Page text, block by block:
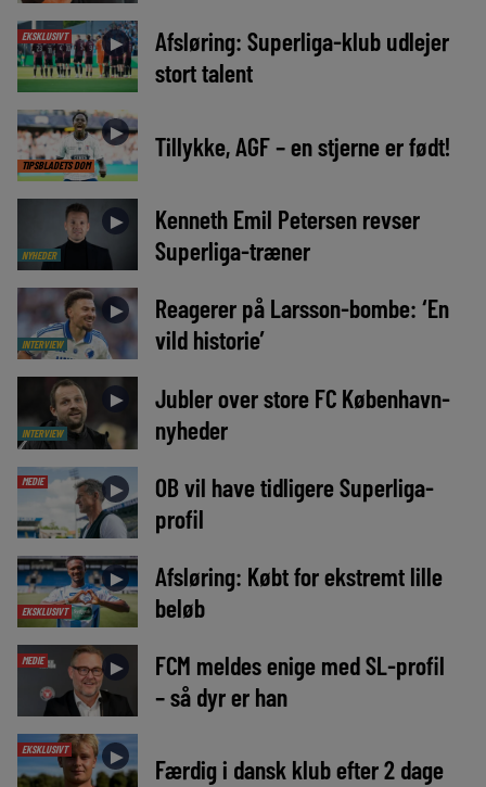
EKSKLUSIVT ►
Afsløring: Superliga-klub udlejer
stort talent
TIPSBLADETS DOM
► Tillykke, AGF – en stjerne er født!
NYHEDER
►
Kenneth Emil Petersen revser
Superliga-træner
INTERVIEW
►
Reagerer på Larsson-bombe: ‘En
vild historie’
INTERVIEW
►
Jubler over store FC København-
nyheder
MEDIE ►
OB vil have tidligere Superliga-
profil
EKSKLUSIVT
►
Afsløring: Købt for ekstremt lille
beløb
MEDIE ►
FCM meldes enige med SL-profil
– så dyr er han
EKSKLUSIVT ► Færdig i dansk klub efter 2 dage